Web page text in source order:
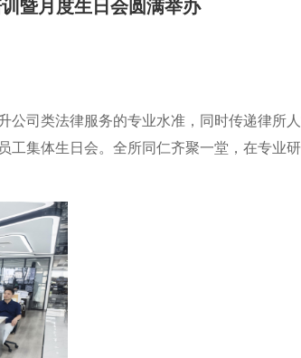
司类法律服务的专业水准，同时传递律所
集体生日会。全所同仁齐聚一堂，在专业